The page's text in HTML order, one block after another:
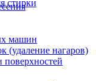
стирки
машин
(удаление нагаров)
поверхностей